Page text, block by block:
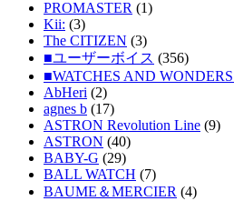
PROMASTER (1)
Kii: (3)
The CITIZEN (3)
■ユーザーボイス (356)
■WATCHES AND
AbHeri (2)
agnes b (17)
ASTRON Revolution Line (9)
ASTRON (40)
BABY-G (29)
BALL WATCH (7)
BAUME＆MERCIER (4)